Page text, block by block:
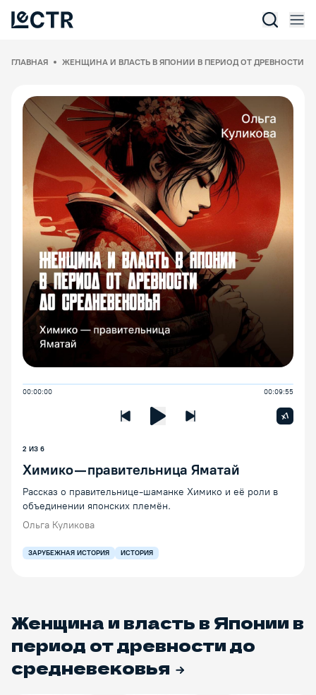
ГЛАВНАЯ ЖЕНЩИНА И ВЛАСТЬ В ЯПОНИИ В ПЕРИОД ОТ ДРЕВНОСТИ
00:00:00 00:09:55
Предыдущая лекцияСледующая лекция
x1
2 ИЗ 6
Химико — правительница Яматай
Рассказ о правительнице-шаманке Химико и её роли в
объединении японских племён.
Ольга Куликова
ЗАРУБЕЖНАЯ ИСТОРИЯ ИСТОРИЯ
Женщина и власть в Японии в
период от древности до
средневековья